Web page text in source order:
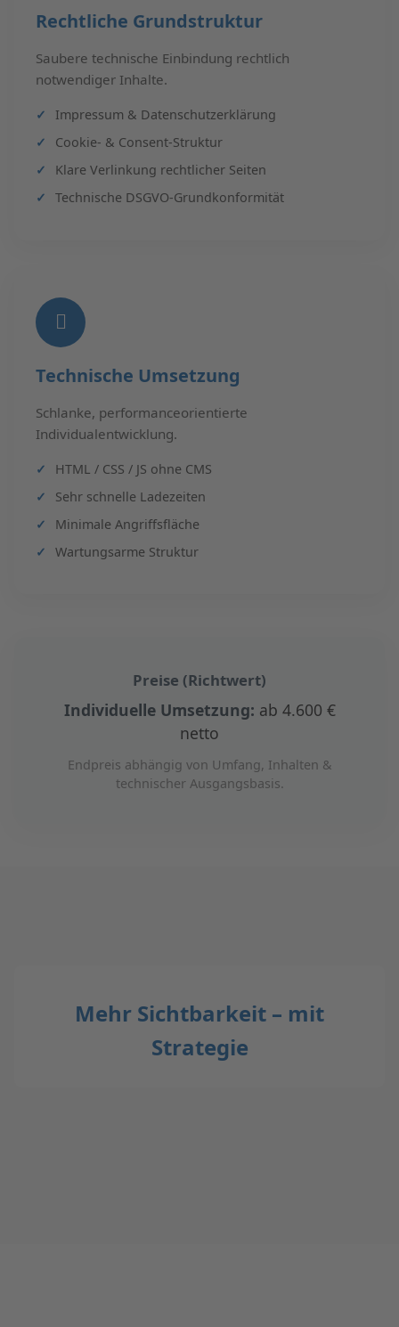
Rechtliche Grundstruktur
Saubere technische Einbindung rechtlich
notwendiger Inhalte.
Impressum & Datenschutzerklärung
Cookie- & Consent-Struktur
Klare Verlinkung rechtlicher Seiten
Technische DSGVO-Grundkonformität
Technische Umsetzung
Schlanke, performanceorientierte
Individualentwicklung.
HTML / CSS / JS ohne CMS
Sehr schnelle Ladezeiten
Minimale Angriffsfläche
Wartungsarme Struktur
Preise (Richtwert)
Individuelle Umsetzung: ab 4.600 €
netto
Endpreis abhängig von Umfang, Inhalten &
technischer Ausgangsbasis.
Mehr Sichtbarkeit – mit
Strategie